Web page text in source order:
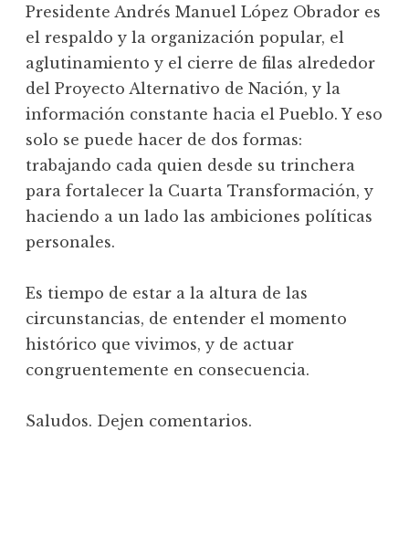
Presidente Andrés Manuel López Obrador es
el respaldo y la organización popular, el
aglutinamiento y el cierre de filas alrededor
del Proyecto Alternativo de Nación, y la
información constante hacia el Pueblo. Y eso
solo se puede hacer de dos formas:
trabajando cada quien desde su trinchera
para fortalecer la Cuarta Transformación, y
haciendo a un lado las ambiciones políticas
personales.
Es tiempo de estar a la altura de las
circunstancias, de entender el momento
histórico que vivimos, y de actuar
congruentemente en consecuencia.
Saludos. Dejen comentarios.